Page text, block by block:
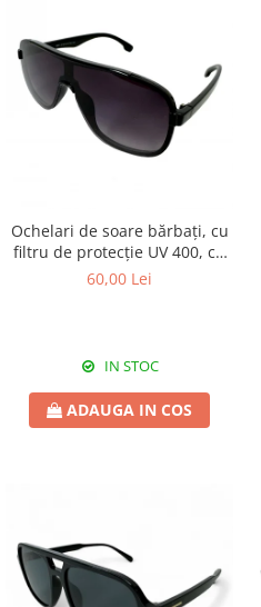
Ochelari de soare bărbați, cu
filtru de protecție UV 400, cu
toc cadou, OSB46
60,00 Lei
IN STOC
ADAUGA IN COS